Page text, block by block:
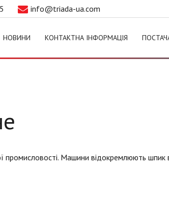
info@triada-ua.com
НОВИНИ КОНТАКТНА ІНФОРМАЦІЯ
промисловості. Машини відокремлюють шпик